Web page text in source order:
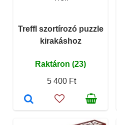
Treffl szortírozó puzzle
kirakáshoz
Raktáron (23)
5 400 Ft